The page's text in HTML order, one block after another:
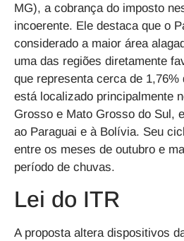
MG), a cobrança do imposto
incoerente. Ele destaca que o
considerado a maior área
uma das regiões diretamente
que representa cerca de
está localizado principalmente
Grosso e Mato Grosso do Sul,
ao Paraguai e à Bolívia. Seu
entre os meses de outubro e
período de chuvas.
Lei do ITR
A proposta altera dispositivos